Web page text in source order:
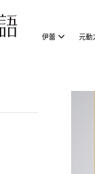
伊蕾 元動